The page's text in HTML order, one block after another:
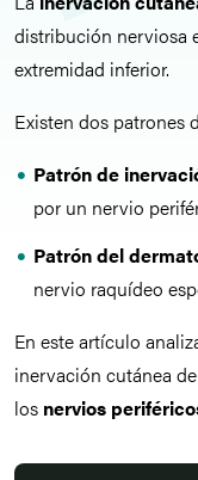
distribución nerviosa
extremidad inferior.
Existen dos patrones
Patrónde
por un nervio
Patrón del
nervio raquídeo
En este artículo
inervación cutánea
los nervios